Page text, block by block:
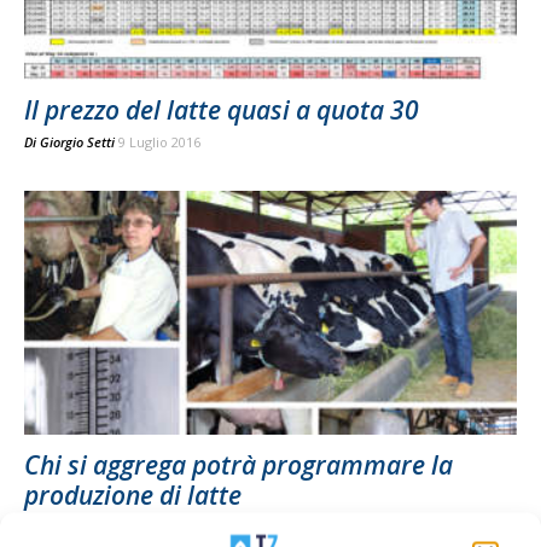
Il prezzo del latte quasi a quota 30
Di Giorgio Setti 9 Luglio 2016
Chi si aggrega potrà programmare la
produzione di latte